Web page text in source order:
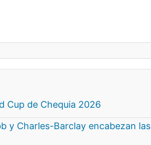
Cup de Chequia 2026
y Charles-Barclay encabezan las